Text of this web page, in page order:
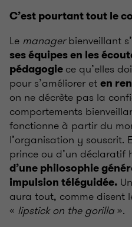
C’est pourtant tout le
Le managerbienveillant
ses équipes en les
pédagogie ce qu’elles
pour s’améliorer et en
on ne décrète pas la
comportements
fonctionne à partir du
l’organisation y souscrit.
prince ou d’un déclaratif
d’une philosophie
impulsion téléguidée.
aura tout, comme disent
« lipstick on the gorilla».